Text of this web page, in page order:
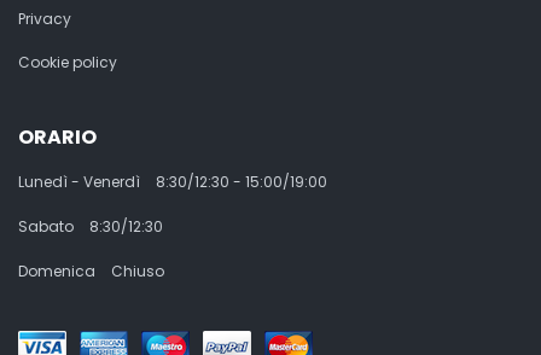
Privacy
Cookie policy
ORARIO
Lunedì - Venerdì 8:30/12:30 - 15:00/19:00
Sabato 8:30/12:30
Domenica Chiuso